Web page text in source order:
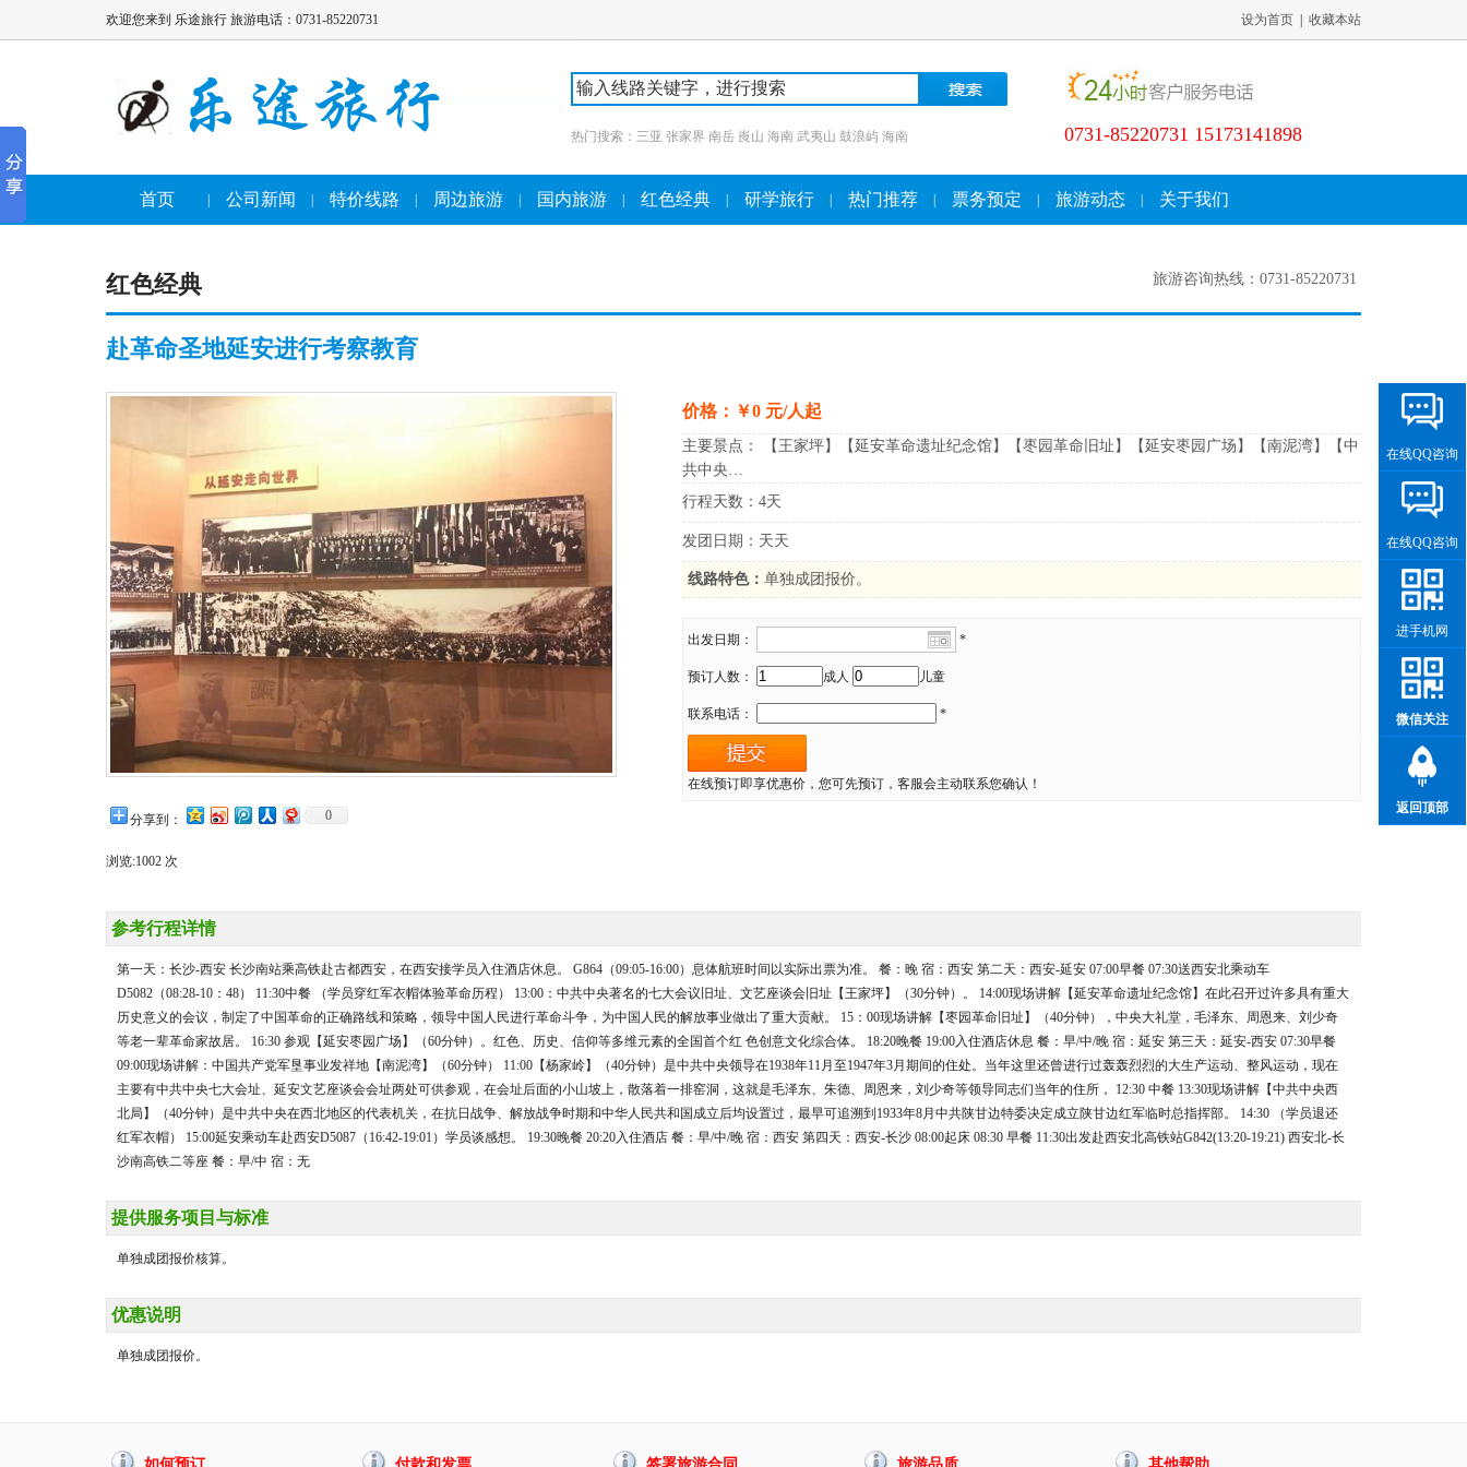
欢迎您来到 乐途旅行 旅游电话：0731-85220731 设为首页 收藏本站
热门搜索： 三亚 张家界 南岳 崀山 海南 武夷山 鼓浪屿 海南 0731-85220731 15173141898
首页 公司新闻 特价线路 周边旅游 国内旅游 红色经典 研学旅行 热门推荐 票务预定 旅游动态 关于我们
红色经典 旅游咨询热线：0731-85220731
赴革命圣地延安进行考察教育
分享到： 0
浏览:1002 次
价格：￥0 元/人起
主要景点： 【王家坪】【延安革命遗址纪念馆】【枣园革命旧址】【延安枣园广场】【南泥湾】【中
共中央…
行程天数：4天
发团日期：天天
线路特色： 单独成团报价。
出发日期： *
预订人数： 成人 儿童
联系电话： *
在线预订即享优惠价，您可先预订，客服会主动联系您确认！
参考行程详情
第一天：长沙-西安 长沙南站乘高铁赴古都西安，在西安接学员入住酒店休息。 G864（09:05-16:00）息体航班时间以实际出票为准。 餐：晚 宿：西安 第二天：西安-延安 07:00早餐 07:30送西安北乘动车
D5082（08:28-10：48） 11:30中餐 （学员穿红军衣帽体验革命历程） 13:00：中共中央著名的七大会议旧址、文艺座谈会旧址【王家坪】（30分钟）。 14:00现场讲解【延安革命遗址纪念馆】在此召开过许多具有重大
历史意义的会议，制定了中国革命的正确路线和策略，领导中国人民进行革命斗争，为中国人民的解放事业做出了重大贡献。 15：00现场讲解【枣园革命旧址】（40分钟），中央大礼堂，毛泽东、周恩来、刘少奇
等老一辈革命家故居。 16:30 参观【延安枣园广场】（60分钟）。红色、历史、信仰等多维元素的全国首个红 色创意文化综合体。 18:20晚餐 19:00入住酒店休息 餐：早/中/晚 宿：延安 第三天：延安-西安 07:30早餐
09:00现场讲解：中国共产党军垦事业发祥地【南泥湾】（60分钟） 11:00【杨家岭】（40分钟）是中共中央领导在1938年11月至1947年3月期间的住处。当年这里还曾进行过轰轰烈烈的大生产运动、整风运动，现在
主要有中共中央七大会址、延安文艺座谈会会址两处可供参观，在会址后面的小山坡上，散落着一排窑洞，这就是毛泽东、朱德、周恩来，刘少奇等领导同志们当年的住所， 12:30 中餐 13:30现场讲解【中共中央西
北局】（40分钟）是中共中央在西北地区的代表机关，在抗日战争、解放战争时期和中华人民共和国成立后均设置过，最早可追溯到1933年8月中共陕甘边特委决定成立陕甘边红军临时总指挥部。 14:30 （学员退还
红军衣帽） 15:00延安乘动车赴西安D5087（16:42-19:01）学员谈感想。 19:30晚餐 20:20入住酒店 餐：早/中/晚 宿：西安 第四天：西安-长沙 08:00起床 08:30 早餐 11:30出发赴西安北高铁站G842(13:20-19:21) 西安北-长
沙南高铁二等座 餐：早/中 宿：无
提供服务项目与标准
单独成团报价核算。
优惠说明
单独成团报价。
在线QQ咨询
在线QQ咨询
进手机网
微信关注
返回顶部